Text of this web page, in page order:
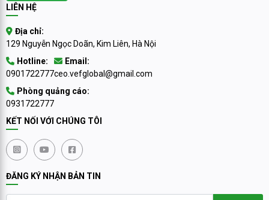
LIÊN HỆ
Địa chỉ:
129 Nguyễn Ngọc Doãn, Kim Liên, Hà Nội
Hotline:
0901722777
Email:
ceo.vefglobal@gmail.com
Phòng quảng cáo:
0931722777
KẾT NỐI VỚI CHÚNG TÔI
ĐĂNG KÝ NHẬN BẢN TIN